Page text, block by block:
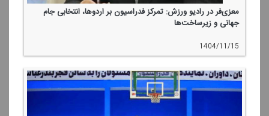
معزی‌فر در رادیو ورزش: تمركز فدراسیون بر اردوها، انتخابی جام
جهانی و زیرساخت‌ها
1404/11/15